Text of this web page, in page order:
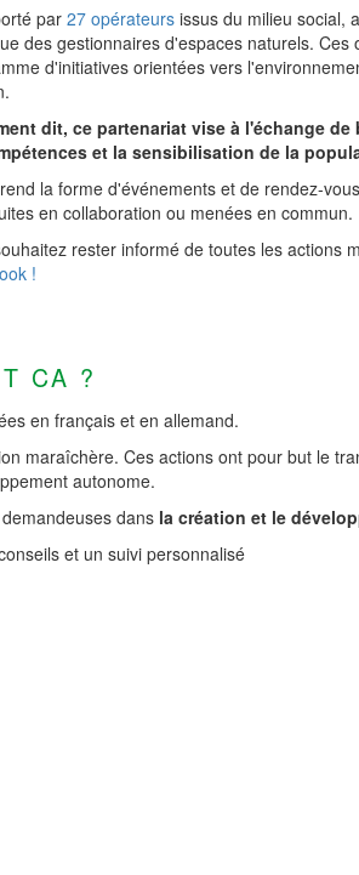
par 27 opérateurs issus du milieu social,
des gestionnaires d'espaces naturels.
d'initiatives orientées vers
dit, ce partenariat vise à l'échange
et la sensibilisation de la
la forme d'événements et de rendez-
en collaboration ou menées en commun.
rester informé de toutes les actions
!
CA ?
en français et en allemand.
maraîchère. Ces actions ont pour but le
autonome.
dans la création et le
et un suivi personnalisé